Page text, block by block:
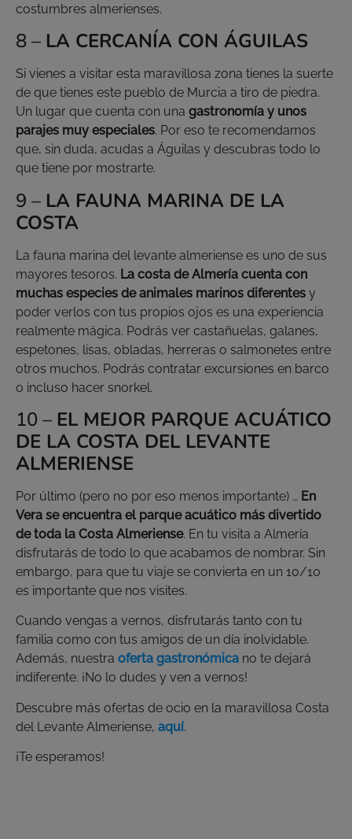
costumbres almerienses.
8 – LA CERCANÍA CON ÁGUILAS
Si vienes a visitar esta maravillosa zona tienes la suerte
de que tienes este pueblo de Murcia a tiro de piedra.
Un lugar que cuenta con una gastronomía y unos
parajes muy especiales. Por eso te recomendamos
que, sin duda, acudas a Águilas y descubras todo lo
que tiene por mostrarte.
9 – LA FAUNA MARINA DE LA
COSTA
La fauna marina del levante almeriense es uno de sus
mayores tesoros. La costa de Almería cuenta con
muchas especies de animales marinos diferentes y
poder verlos con tus propios ojos es una experiencia
realmente mágica. Podrás ver castañuelas, galanes,
espetones, lisas, obladas, herreras o salmonetes entre
otros muchos. Podrás contratar excursiones en barco
o incluso hacer snorkel.
10 – EL MEJOR PARQUE ACUÁTICO
DE LA COSTA DEL LEVANTE
ALMERIENSE
Por último (pero no por eso menos importante) … En
Vera se encuentra el parque acuático más divertido
de toda la Costa Almeriense. En tu visita a Almería
disfrutarás de todo lo que acabamos de nombrar. Sin
embargo, para que tu viaje se convierta en un 10/10
es importante que nos visites.
Cuando vengas a vernos, disfrutarás tanto con tu
familia como con tus amigos de un día inolvidable.
Además, nuestra oferta gastronómica no te dejará
indiferente. ¡No lo dudes y ven a vernos!
Descubre más ofertas de ocio en la maravillosa Costa
del Levante Almeriense, aquí.
¡Te esperamos!